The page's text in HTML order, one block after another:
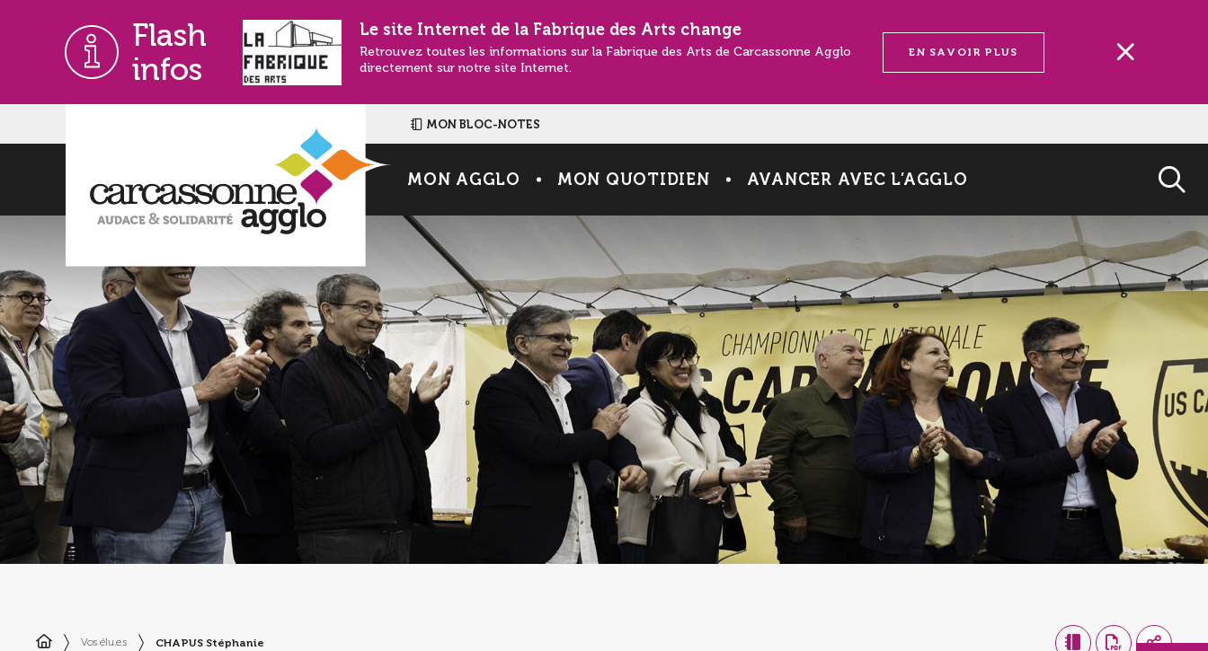
Flash
infos
Le site Internet de la Fabrique des Arts change
Retrouvez toutes les informations sur la Fabrique des Arts de Carcassonne Agglo
directement sur notre site Internet.
EN SAVOIR PLUS
MON BLOC-NOTES
MON AGGLO MON QUOTIDIEN AVANCER AVEC L’AGGLO
Vos élu.e.s CHAPUS Stéphanie